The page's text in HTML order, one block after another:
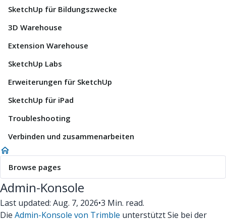
SketchUp für Bildungszwecke
3D Warehouse
Extension Warehouse
SketchUp Labs
Erweiterungen für SketchUp
SketchUp für iPad
Troubleshooting
Verbinden und zusammenarbeiten
Browse pages
Admin-Konsole
Last updated: Aug. 7, 2026•3 Min. read.
Die Admin-Konsole von Trimble unterstützt Sie bei der